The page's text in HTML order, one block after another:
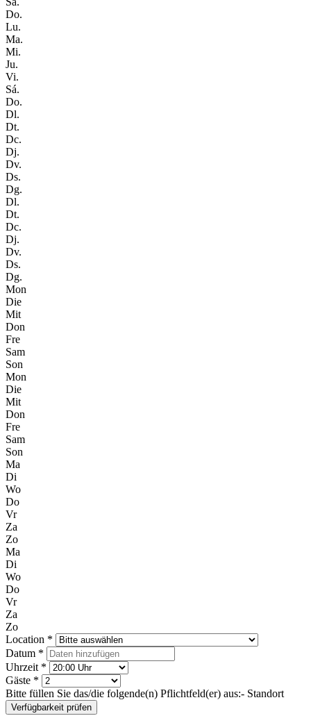
Do.
Lu.
Ma.
Mi.
Ju.
Vi.
Sá.
Do.
Dl.
Dt.
Dc.
Dj.
Dv.
Ds.
Dg.
Dl.
Dt.
Dc.
Dj.
Dv.
Ds.
Dg.
Mon
Die
Mit
Don
Fre
Sam
Son
Mon
Die
Mit
Don
Fre
Sam
Son
Ma
Di
Wo
Do
Vr
Za
Zo
Ma
Di
Wo
Do
Vr
Za
Zo
Location *
Datum *
Uhrzeit *
Gäste *
Bitte füllen Sie das/die folgende(n) Pflichtfeld(er) aus:- Standort
Verfügbarkeit prüfen